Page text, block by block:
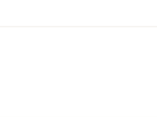
bichón